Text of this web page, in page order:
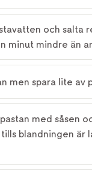
och salta
minut mindre än
men spara lite av
med såsen
blandningen är